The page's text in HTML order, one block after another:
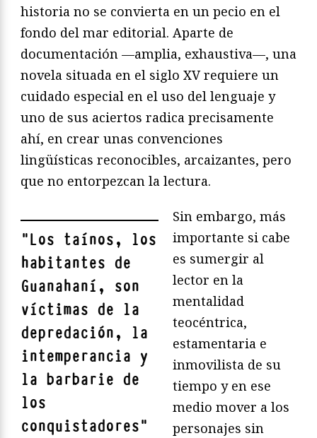
historia no se convierta en un pecio en el
fondo del mar editorial. Aparte de
documentación —amplia, exhaustiva—, una
novela situada en el siglo XV requiere un
cuidado especial en el uso del lenguaje y
uno de sus aciertos radica precisamente
ahí, en crear unas convenciones
lingüísticas reconocibles, arcaizantes, pero
que no entorpezcan la lectura.
"Los taínos, los
habitantes de
Guanahaní, son
víctimas de la
depredación, la
intemperancia y
la barbarie de
los
conquistadores"
Sin embargo, más
importante si cabe
es sumergir al
lector en la
mentalidad
teocéntrica,
estamentaria e
inmovilista de su
tiempo y en ese
medio mover a los
personajes sin